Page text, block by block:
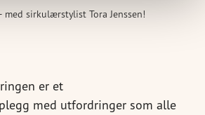
med sirkulærstylist Tora Jenssen!
er et
med utfordringer som alle